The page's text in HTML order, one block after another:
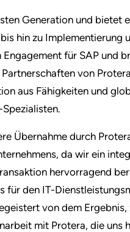
Generation und bietet
hin zu Implementierung
für SAP und
von
aus Fähigkeiten und
Übernahme durch
da wir ein
hervorragend
für den IT-
von dem Ergebnis,
mit Protera, die uns